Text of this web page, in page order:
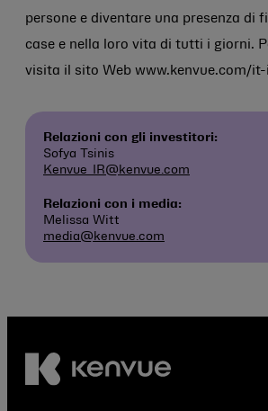
persone e diventare una presenza di
case e nella loro vita di tutti i giorni.
visita il sito Web www.kenvue.com/
Relazioni con gli investitori:
Sofya Tsinis
Kenvue_IR@kenvue.com
Relazioni con i media:
Melissa Witt
media@kenvue.com